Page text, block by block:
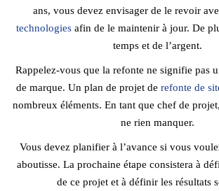
ans, vous devez envisager de le revoir
technologies afin de le maintenir à jour. De
temps et de l’argent.
Rappelez-vous que la refonte ne signifie pas
de marque. Un plan de projet de refonte de
nombreux éléments. En tant que chef de
ne rien manquer.
Vous devez planifier à l’avance si vous
aboutisse. La prochaine étape consistera à
de ce projet et à définir les résultats